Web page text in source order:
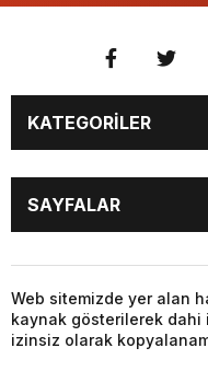
KATEGORİLER
GÜNDEM
DÜNYA
EKONOMİ
SAYFALAR
DÜNYA
EKONOMİ
Web sitemizde yer alan
kaynak gösterilerek dahi
izinsiz olarak